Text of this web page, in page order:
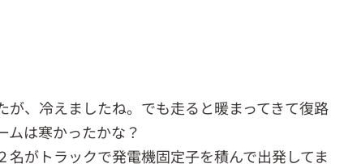
が、冷えましたね。でも走ると暖まってきて復路
ムは寒かったかな？
名がトラックで発電機固定子を積んで出発してま